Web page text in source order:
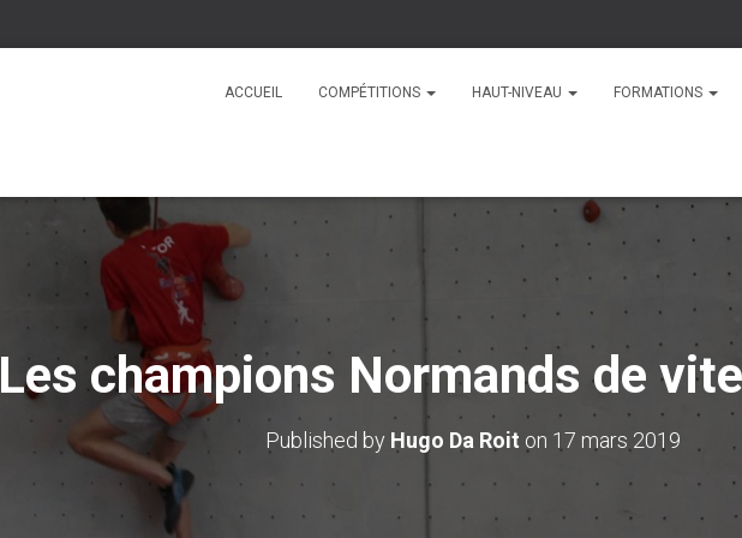
ACCUEIL COMPÉTITIONS HAUT-NIVEAU FORMATIONS
Les champions Normands de
Published by Hugo Da Roit on 17 mars 2019